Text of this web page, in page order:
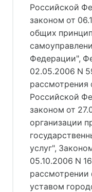
Российской
законом от
общих
Федерации",
02.05.2006 N
Российской
законом от
организации
услуг",
05.10.2006 N
рассмотрении
уставом